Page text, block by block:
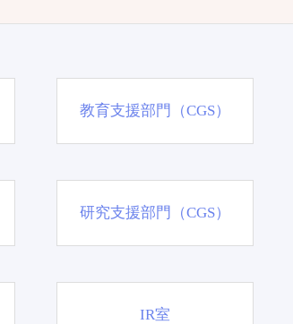
教育支援部門（CGS）
研究支援部門（CGS）
IR室